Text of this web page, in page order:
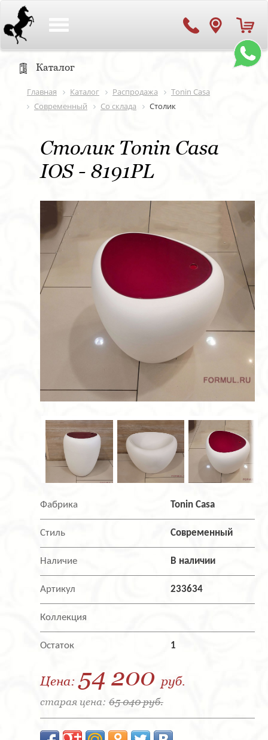
Каталог
Главная Каталог Распродажа
Tonin Casa
Современный
Со склада Столик
Столик Tonin Casa
IOS - 8191PL
Фабрика Tonin Casa
Стиль Современный
Наличие В наличии
Артикул 233634
Коллекция
Остаток 1
Цена: 54 200 руб.
старая цена: 65 040 руб.